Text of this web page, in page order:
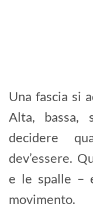
Una fascia si
Alta, bassa,
decidere
dev’essere.
e le spalle –
movimento.